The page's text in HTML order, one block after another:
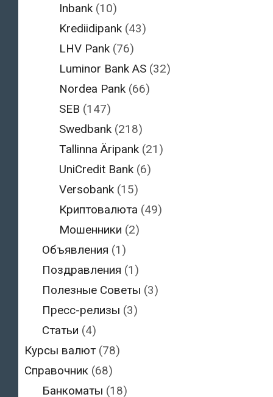
Inbank (10)
Krediidipank (43)
LHV Pank (76)
Luminor Bank AS (32)
Nordea Pank (66)
SEB (147)
Swedbank (218)
Tallinna Äripank (21)
UniCredit Bank (6)
Versobank (15)
Криптовалюта (49)
Мошенники (2)
Объявления (1)
Поздравления (1)
Полезные Советы (3)
Пресс-релизы (3)
Статьи (4)
Курсы валют (78)
Справочник (68)
Банкоматы (18)